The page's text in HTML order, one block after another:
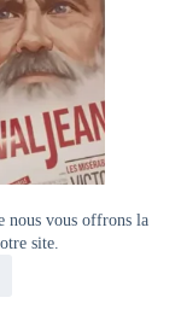
nous vous offrons la
site.